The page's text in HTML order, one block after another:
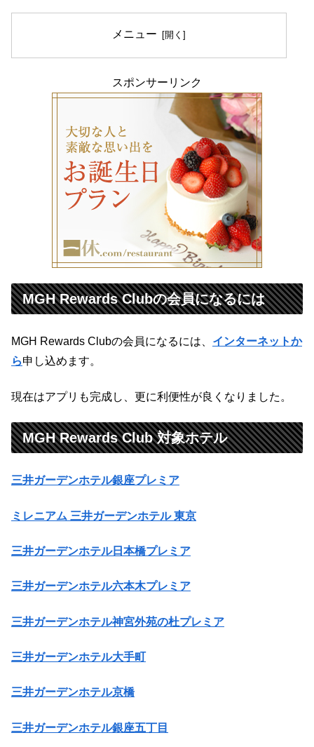
メニュー
スポンサーリンク
MGH Rewards Clubの会員になるには
MGH Rewards Clubの会員になるには、 インターネットか
ら申し込めます。
現在はアプリも完成し、 更に利便性が良くなりました。
MGH Rewards Club 対象ホテル
三井ガーデンホテル銀座プレミア
ミレニアム 三井ガーデンホテル 東京
三井ガーデンホテル日本橋プレミア
三井ガーデンホテル六本木プレミア
三井ガーデンホテル神宮外苑の杜プレミア
三井ガーデンホテル大手町
三井ガーデンホテル京橋
三井ガーデンホテル銀座五丁目